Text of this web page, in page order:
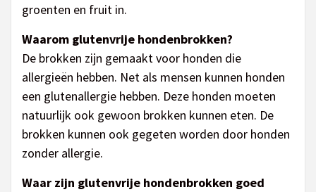
groenten en fruit in.
Waarom glutenvrije hondenbrokken?
De brokken zijn gemaakt voor honden die
allergieën hebben. Net als mensen kunnen honden
een glutenallergie hebben. Deze honden moeten
natuurlijk ook gewoon brokken kunnen eten. De
brokken kunnen ook gegeten worden door honden
zonder allergie.
Waar zijn glutenvrije hondenbrokken goed